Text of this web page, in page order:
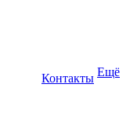
Контакты Ещё